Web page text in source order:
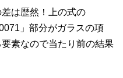
は歴然！上の式の
」部分がガラスの項
素なので当たり前の結果